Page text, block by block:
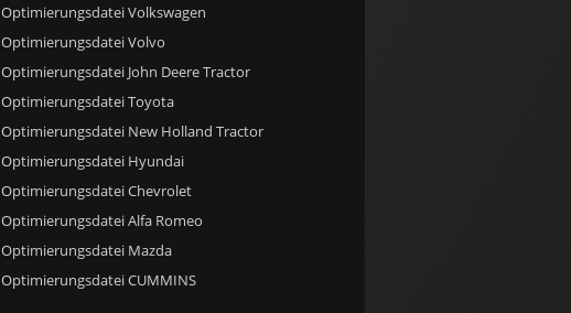
Optimierungsdatei Volkswagen
Optimierungsdatei Volvo
Optimierungsdatei John Deere Tractor
Optimierungsdatei Toyota
Optimierungsdatei New Holland Tractor
Optimierungsdatei Hyundai
Optimierungsdatei Chevrolet
Optimierungsdatei Alfa Romeo
Optimierungsdatei Mazda
Optimierungsdatei CUMMINS